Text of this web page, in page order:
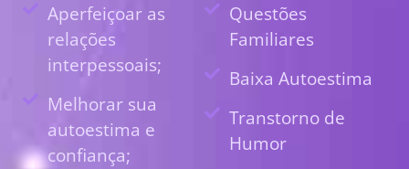
Aperfeiçoar as
relações
interpessoais;
Melhorar sua
autoestima e
confiança;
Questões
Familiares
Baixa Autoestima
Transtorno de
Humor